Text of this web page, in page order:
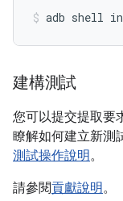
建構測試
您可以提交提取要
瞭解如何建立新測
測試操作說明。
請參閱貢獻說明。